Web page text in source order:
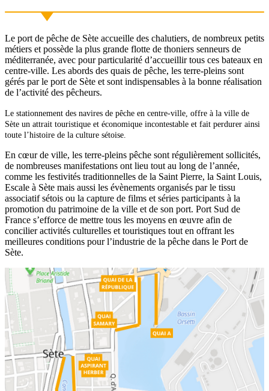
Le port de pêche de Sète accueille des chalutiers, de nombreux petits
métiers et possède la plus grande flotte de thoniers senneurs de
méditerranée, avec pour particularité d’accueillir tous ces bateaux en
centre-ville. Les abords des quais de pêche, les terre-pleins sont
gérés par le port de Sète et sont indispensables à la bonne réalisation
de l’activité des pêcheurs.
Le stationnement des navires de pêche en centre-ville, offre à la ville de
Sète un attrait touristique et économique incontestable et fait perdurer ainsi
toute l’histoire de la culture sétoise.
En cœur de ville, les terre-pleins pêche sont régulièrement sollicités,
de nombreuses manifestations ont lieu tout au long de l’année,
comme les festivités traditionnelles de la Saint Pierre, la Saint Louis,
Escale à Sète mais aussi les évènements organisés par le tissu
associatif sétois ou la capture de films et séries participants à la
promotion du patrimoine de la ville et de son port. Port Sud de
France s’efforce de mettre tous les moyens en œuvre afin de
concilier activités culturelles et touristiques tout en offrant les
meilleures conditions pour l’industrie de la pêche dans le Port de
Sète.